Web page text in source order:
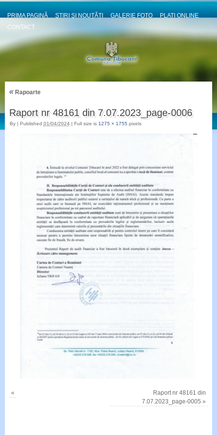
PRIMA PAGINĂ ȘTIRI ȘI NOUȚĂȚI GALERIE FOTO
PLATI ONLINE
CONTACT
«Rapoarte
Raport nr 48161 din 7.07.2023_page-0006
By | Published 01/04/2024 | Full size is 1275 × 1755 pixels
«
Raport nr 48161 din
7.07.2023_page-0005 »